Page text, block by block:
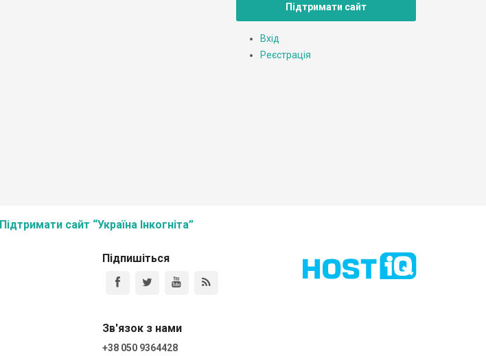
Підтримати сайт
Вхід
Реєстрація
Підтримати сайт “Україна Інкогніта”
Підпишіться
Зв'язок з нами
+38 050 9364428